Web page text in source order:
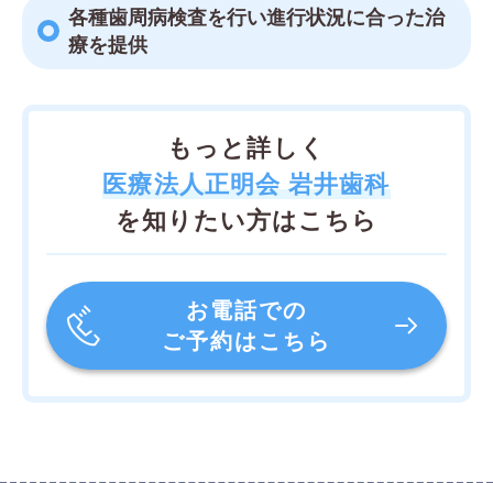
各種歯周病検査を行い進行状況に合った治
療を提供
もっと詳しく
医療法人正明会 岩井歯科
を知りたい方はこちら
お電話での
ご予約はこちら